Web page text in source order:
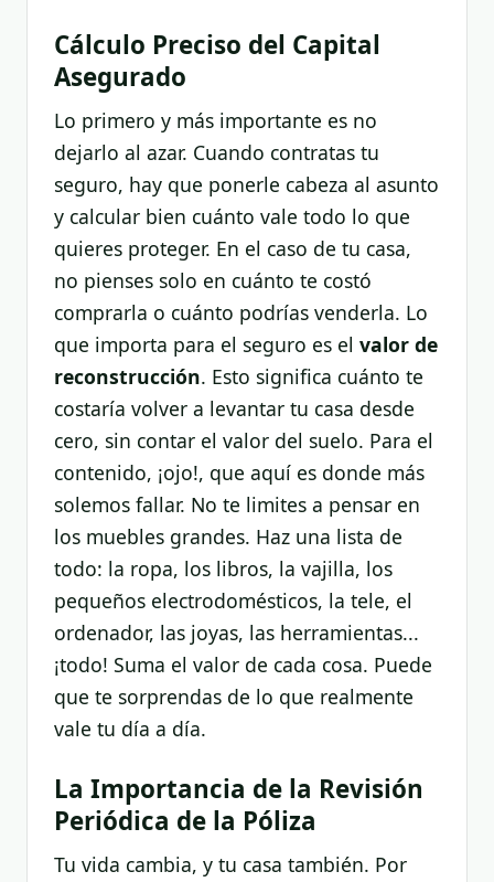
Cálculo Preciso del Capital
Asegurado
Lo primero y más importante es no
dejarlo al azar. Cuando contratas tu
seguro, hay que ponerle cabeza al asunto
y calcular bien cuánto vale todo lo que
quieres proteger. En el caso de tu casa,
no pienses solo en cuánto te costó
comprarla o cuánto podrías venderla. Lo
que importa para el seguro es el valor de
reconstrucción. Esto significa cuánto te
costaría volver a levantar tu casa desde
cero, sin contar el valor del suelo. Para el
contenido, ¡ojo!, que aquí es donde más
solemos fallar. No te limites a pensar en
los muebles grandes. Haz una lista de
todo: la ropa, los libros, la vajilla, los
pequeños electrodomésticos, la tele, el
ordenador, las joyas, las herramientas...
¡todo! Suma el valor de cada cosa. Puede
que te sorprendas de lo que realmente
vale tu día a día.
La Importancia de la Revisión
Periódica de la Póliza
Tu vida cambia, y tu casa también. Por